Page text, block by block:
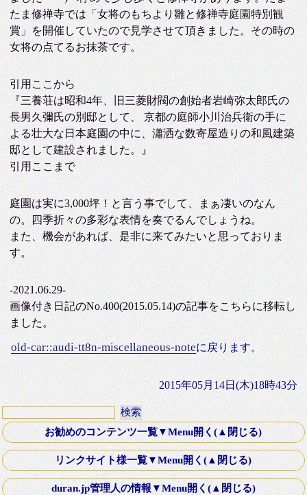
たま修禅寺では「女将のもちより雛と修禅寺庭園特別観
賞」を開催していたので見学させて頂きました。その時の
女将の点てるお抹茶です。
引用ここから
『三養荘は昭和4年、旧三菱財閥の創始者岩崎弥太郎氏の
長男久彌氏の別邸として、 京都の庭師小川治兵衛の手に
よる壮大な日本庭園の中に、瀟洒な数寄屋造りの和風建築
邸として建設されました。』
引用ここまで
庭園は実に3,000坪！と言う事でして、まぁ凄いのなん
の。四季折々の多彩な表情を奏でるんでしょうね。
また、機会があれば、是非に来てみたいと思っておりま
す。
-2021.06.29-
画像付き日記のNo.400(2015.05.14)の記事をこちらに移転し
ました。
old-car::audi-tt8n-miscellaneous-noteに戻ります。
2015年05月14日(木)18時43分
お勧めのコンテンツ一覧▼Menu開く(▲閉じる)
第十八話・外伝「Down ！」K氏より寄稿
Old Fashioned Love Songシリーズ
リンクサイト様一覧▼Menu開く(▲閉じる)
文芸Webサーチ
duran.jp管理人の情報▼Menu開く(▲閉じる)